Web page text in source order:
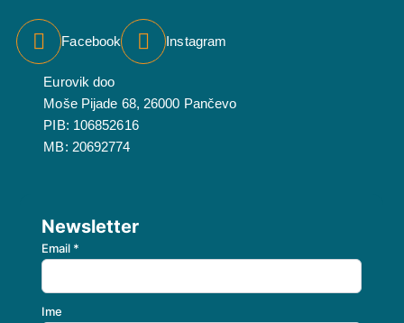
Facebook Instagram
Eurovik doo
Moše Pijade 68, 26000 Pančevo
PIB: 106852616
MB: 20692774